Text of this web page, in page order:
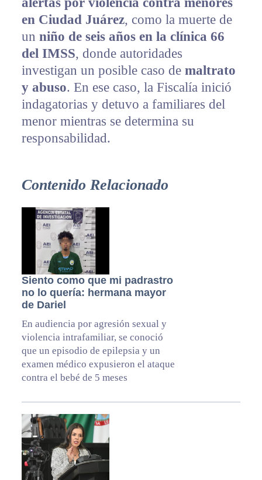
en Ciudad Juárez, como la muerte de
un niño de seis años en la clínica 66
del IMSS, donde autoridades
investigan un posible caso de maltrato
y abuso. En ese caso, la Fiscalía inició
indagatorias y detuvo a familiares del
menor mientras se determina su
responsabilidad.
Contenido Relacionado
Siento como que mi padrastro
no lo quería: hermana mayor
de Dariel
En audiencia por agresión sexual y
violencia intrafamiliar, se conoció
que un episodio de epilepsia y un
examen médico expusieron el ataque
contra el bebé de 5 meses